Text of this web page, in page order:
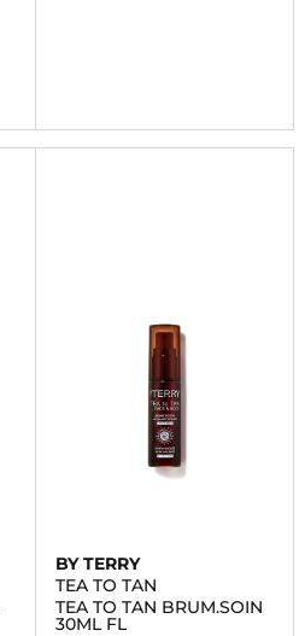
BY TERRY
TEA TO TAN
TEA TO TAN BRUM.SOIN
30ML FL